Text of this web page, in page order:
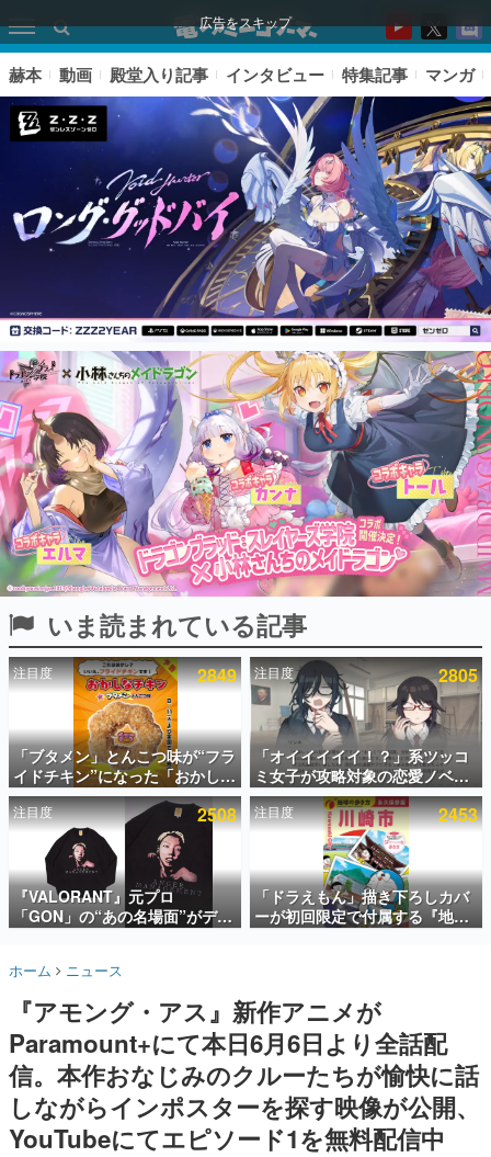
広告をスキップ
ピックアップ
電ファミのいま読まれている記事ランキング
アプリセール情報
インタビュー
連載・特集一覧
殿堂入り記事
SNS拡散数が数千以上！ ページビュー数万以上！ などな
ど。多くの人々に読まれた、電ファミ渾身の“殿堂入り”記
事をまとめました。
ゲームの企画書
名作ゲームクリエイターの方々に製作時のエピソードをお
聞きし、ヒットする企画（ゲーム）とは何か？を探ってい
きます。
赫本
この物語を解いてはいけない。『赫本』は、〈試験問題〉
の形をした短編ホラー小説集です。
新世代に訊く
これからのデジタルゲーム市場を担う若きクリエイター達
の姿を追い、彼らのルーツと情熱を探っていきます。
ゲームに多大な影響を受けた作家さんに取材し、ゲームが
日本のコンテンツ産業やカルチャーに与えた影響を探る企
画です。
日本モバイルゲーム産業史
日本のモバイルゲーム史における主要なトピック・タイト
ルを網羅するほか、開発者へのインタビューや識者による
解説を掲載。約20年の歴史が一望できる決定版！
若ゲのいたり〜ゲームクリエイターの青春〜
赫本 動画 殿堂入り記事 インタビュー 特集記事 マンガ
いま読まれている記事
注目度 2849
「ブタメン」とんこつ味が“フラ
イドチキン”になった「おかしな
チキン」が登場。8月11日より
全国のセブンイレブンで順次発
売、 「ブタメンくん」がデザイ
ンされた専用袋が先着でついて
くるキャンペーンも実施
注目度 2805
「オイイイイイ！？」系ツッコ
ミ女子が攻略対象の恋愛ノベル
ゲーム『美術部カノジョ』
Steamストアページが公開。
「お前らーそろそろ自重しろ
ー？＾＾」暗黒微笑の夢女子
や、萌え声不思議ちゃん女子と
青春を謳歌
注目度 2508
『VALORANT』元プロ
「GON」の“あの名場面”がデザ
インされた新作グッズが本日8月
ツやコインケース、アクキーな
に発売したグッズの再販も
注目度 2453
「ドラえもん」描き下ろしカバ
ーが初回限定で付属する『地球
の歩き方 川崎市』が8月6日に発
ホーム ニュース
『アモング・アス』新作アニメが
Paramount+にて本日6月6日より全話配
信。本作おなじみのクルーたちが愉快に話
しながらインポスターを探す映像が公開、
YouTubeにてエピソード1を無料配信中